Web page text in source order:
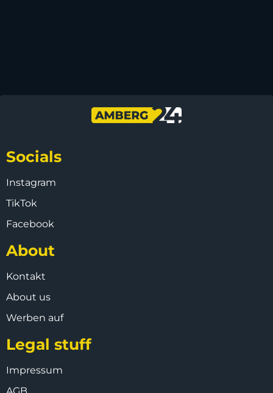
Socials
Instagram
TikTok
Facebook
About
Kontakt
About us
Werben auf
Legal stuff
Impressum